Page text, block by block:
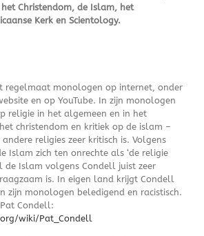
Christendom, de Islam, het
Kerk en Scientology.
regelmaat monologen op internet, onder
en op YouTube. In zijn monologen
religie in het algemeen en in het
christendom en kritiek op de islam –
religies zeer kritisch is. Volgens
Islam zich ten onrechte als ‘de religie
de Islam volgens Condell juist zeer
is. In eigen land krijgt Condell
zijn monologen beledigend en racistisch.
Condell:
wiki/Pat_Condell